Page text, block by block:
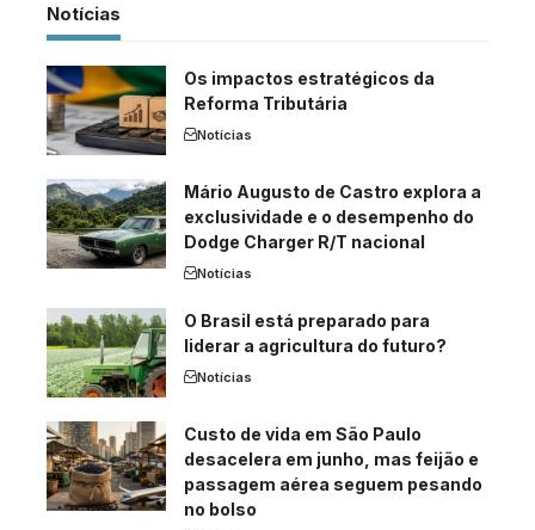
Notícias
Os impactos estratégicos da
Reforma Tributária
Notícias
Mário Augusto de Castro explora a
exclusividade e o desempenho do
Dodge Charger R/T nacional
Notícias
O Brasil está preparado para
liderar a agricultura do futuro?
Notícias
Custo de vida em São Paulo
desacelera em junho, mas feijão e
passagem aérea seguem pesando
no bolso